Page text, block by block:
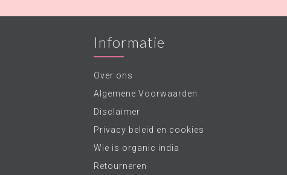
Informatie
Over ons
Algemene Voorwaarden
Disclaimer
Privacy beleid en cookies
Wie is organic india
Retourneren